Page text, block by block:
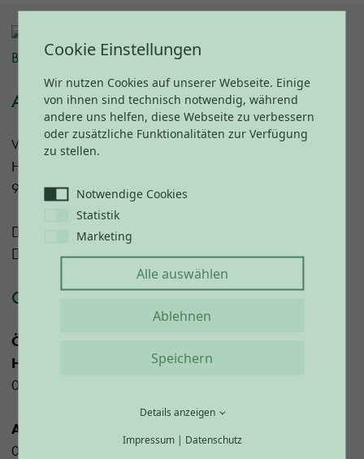
ANSCHRIFT
Vital CAMP Bayerbach
Huckenham 11
94137 Bayerbach
+49 85 32 927 80 70
info@vitalcamping-bayerbach.de
CHECK-IN & CHECK-OUT
Öffnungszeiten Rezeption täglich während der
Hauptsaison:
08:00 – 19:00 Uhr
Ab 08. November bis Ostern:
08:00 – 18:00 Uhr
Cookie Einstellungen
Wir nutzen Cookies auf unserer Webseite. Einige
von ihnen sind technisch notwendig, während
andere uns helfen, diese Webseite zu verbessern
oder zusätzliche Funktionalitäten zur Verfügung
zu stellen.
Notwendige Cookies
Statistik
Marketing
Alle auswählen
Ablehnen
Speichern
Details anzeigen
Impressum| Datenschutz